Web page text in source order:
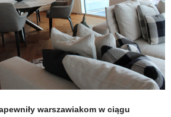
warszawiakom w ciągu